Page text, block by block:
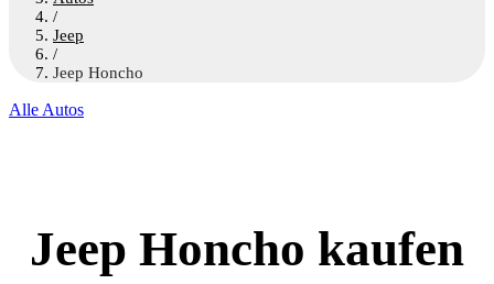
/
Jeep
/
Jeep Honcho
Alle Autos
Jeep Honcho kaufen